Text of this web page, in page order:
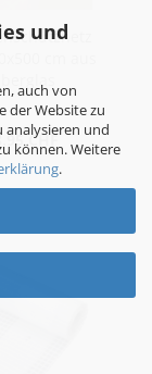
und
auch von
der Website zu
analysieren und
können. Weitere
.
CHF